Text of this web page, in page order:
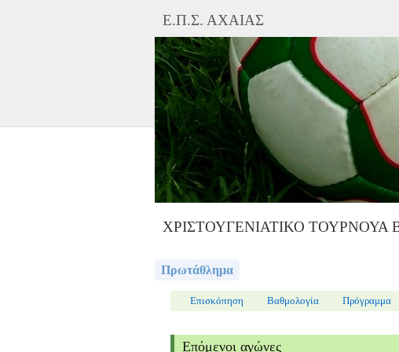
Ε.Π.Σ. ΑΧΑΙΑΣ
ΧΡΙΣΤΟΥΓΕΝΙΑΤΙΚΟ ΤΟΥΡΝΟΥΑ
Πρωτάθλημα
Επισκόπηση Βαθμολογία Πρόγραμμα
Επόμενοι αγώνες